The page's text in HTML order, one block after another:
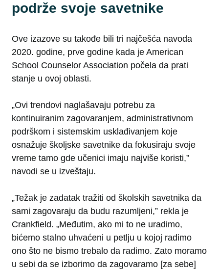
podrže svoje savetnike
Ove izazove su takođe bili tri najčešća navoda
2020. godine, prve godine kada je American
School Counselor Association počela da prati
stanje u ovoj oblasti.
„Ovi trendovi naglašavaju potrebu za
kontinuiranim zagovaranjem, administrativnom
podrškom i sistemskim usklađivanjem koje
osnažuje školjske savetnike da fokusiraju svoje
vreme tamo gde učenici imaju najviše koristi,”
navodi se u izveštaju.
„Težak je zadatak tražiti od školskih savetnika da
sami zagovaraju da budu razumljeni,” rekla je
Crankfield. „Međutim, ako mi to ne uradimo,
bićemo stalno uhvaćeni u petlju u kojoj radimo
ono što ne bismo trebalo da radimo. Zato moramo
u sebi da se izborimo da zagovaramo [za sebe]